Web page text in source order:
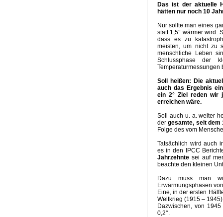
Das ist der aktuelle
hätten nur noch 10
Nur sollte man eines
statt 1,5° wärmer wird.
dass es zu
meisten, um nicht zu
menschliche Leben
Schlussphase der
Temperaturmessungen
Soll heißen: Die
auch das Ergebnis
ein 2° Ziel reden wir
erreichen wäre.
Soll auch u. a. weiter
dergesamte, seit dem
Folge des vom
Tatsächlich wird auch
es in den IPCC
Jahrzehnte sei auf
beachte den kleinen
Dazu muss man
Erwärmungsphasen
Eine, in der ersten
Weltkrieg (1915 –
Dazwischen, von
0,2°.